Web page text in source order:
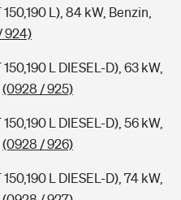
L), 84 kW, Benzin,
924)
L DIESEL-D), 63 kW,
(0928 / 925)
L DIESEL-D), 56 kW,
(0928 / 926)
L DIESEL-D), 74 kW,